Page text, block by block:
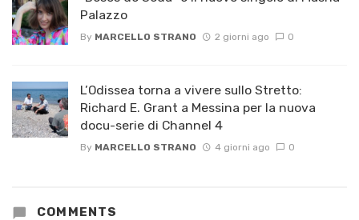
Palazzo
By MARCELLO STRANO 2 giorni ago 0
L’Odissea torna a vivere sullo Stretto:
Richard E. Grant a Messina per la nuova
docu-serie di Channel 4
By MARCELLO STRANO 4 giorni ago 0
COMMENTS